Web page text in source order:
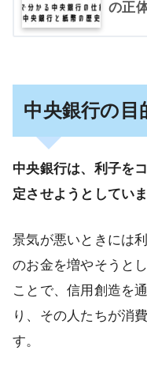
の正
中央銀行の目
中央銀行は、利子を
定させようとしていま
景気が悪いときには
のお金を増やそうと
ことで、信用創造を
り、その人たちが消
す。